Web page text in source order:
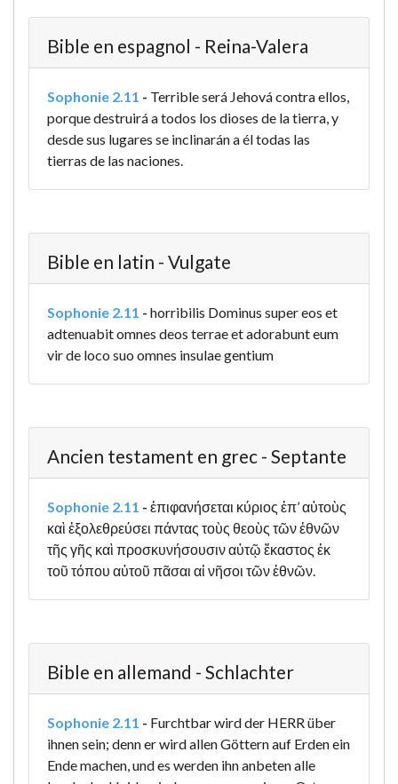
Bible en espagnol - Reina-Valera
Sophonie 2.11 - Terrible será Jehová contra ellos,
porque destruirá a todos los dioses de la tierra, y
desde sus lugares se inclinarán a él todas las
tierras de las naciones.
Bible en latin - Vulgate
Sophonie 2.11 - horribilis Dominus super eos et
adtenuabit omnes deos terrae et adorabunt eum
vir de loco suo omnes insulae gentium
Ancien testament en grec - Septante
Sophonie 2.11 - ἐπιφανήσεται κύριος ἐπ’ αὐτοὺς
καὶ ἐξολεθρεύσει πάντας τοὺς θεοὺς τῶν ἐθνῶν
τῆς γῆς καὶ προσκυνήσουσιν αὐτῷ ἕκαστος ἐκ
τοῦ τόπου αὐτοῦ πᾶσαι αἱ νῆσοι τῶν ἐθνῶν.
Bible en allemand - Schlachter
Sophonie 2.11 - Furchtbar wird der HERR über
ihnen sein; denn er wird allen Göttern auf Erden ein
Ende machen, und es werden ihn anbeten alle